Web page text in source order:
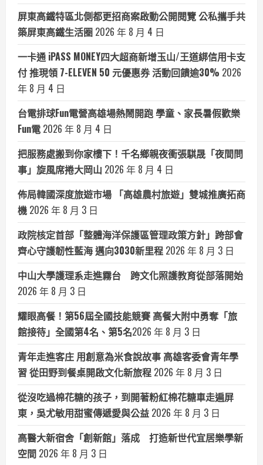
屏東高鐵特區北側都更招商案啟動公開閱覽 公私攜手共
築屏東高鐵生活圈 2026 年 8 月 4 日
一卡通 iPASS MONEY四大超商新增玉山/王道綁信用卡支
付 推現領 7-ELEVEN 50 元優惠券 活動回饋逾30% 2026
年 8 月 4 日
台電排球Fun電營高雄場熱鬧開跑 學童、家長暑假歡樂
Fun電 2026 年 8 月 4 日
把服務處搬到你家樓下！千名鄉親夜衝張騏晟「夜間問
事」旋風席捲大岡山 2026 年 8 月 4 日
佈局韓國深度旅遊市場 「高雄農村旅遊」雙城推廣拓商
機 2026 年 8 月 3 日
政院核定首部「整體海洋保護區管理政策方針」跨部會
齊心守護韌性藍海 邁向3030新里程 2026 年 8 月 3 日
中山大學護理系走進霧台 跨文化照護教育從部落開始
2026 年 8 月 3 日
耀眼高餐！第56屆全國技能競賽 高餐大附中勇奪「旅
館接待」全國第4名、第5名​2026 年 8 月 3 日
青年走進客庄 用創意為米食說故事 高雄客委會青年學
習 從田野到餐桌開啟文化新旅程 2026 年 8 月 3 日
從沒吃過棉花糖的孩子，到開著粉紅棉花糖車走遍屏
東，吳尤敏用甜蜜傳遞愛與公益 2026 年 8 月 3 日
高醫大新宿舍「創新館」落成 打造新世代宜居樂學新
空間 2026 年 8 月 3 日